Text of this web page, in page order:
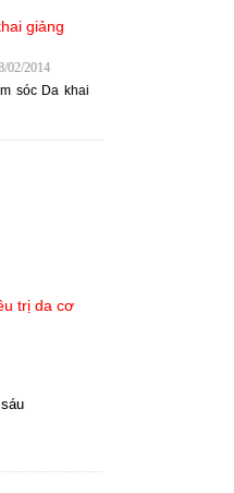
giảng
02/2014
sóc Da khai
trị da cơ